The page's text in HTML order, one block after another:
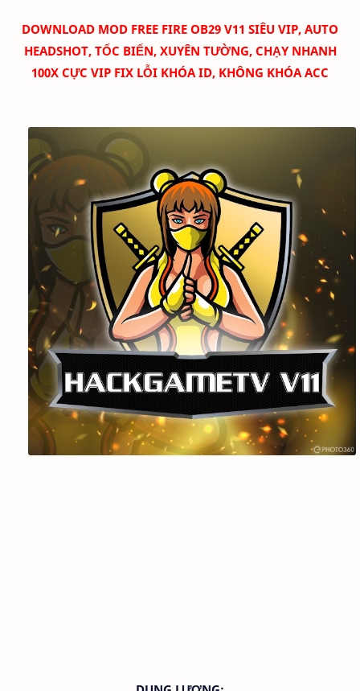
DOWNLOAD MOD FREE FIRE OB29 V11 SIÊU VIP, AUTO
HEADSHOT, TỐC BIẾN, XUYÊN TƯỜNG, CHẠY NHANH
100X CỰC VIP FIX LỖI KHÓA ID, KHÔNG KHÓA ACC